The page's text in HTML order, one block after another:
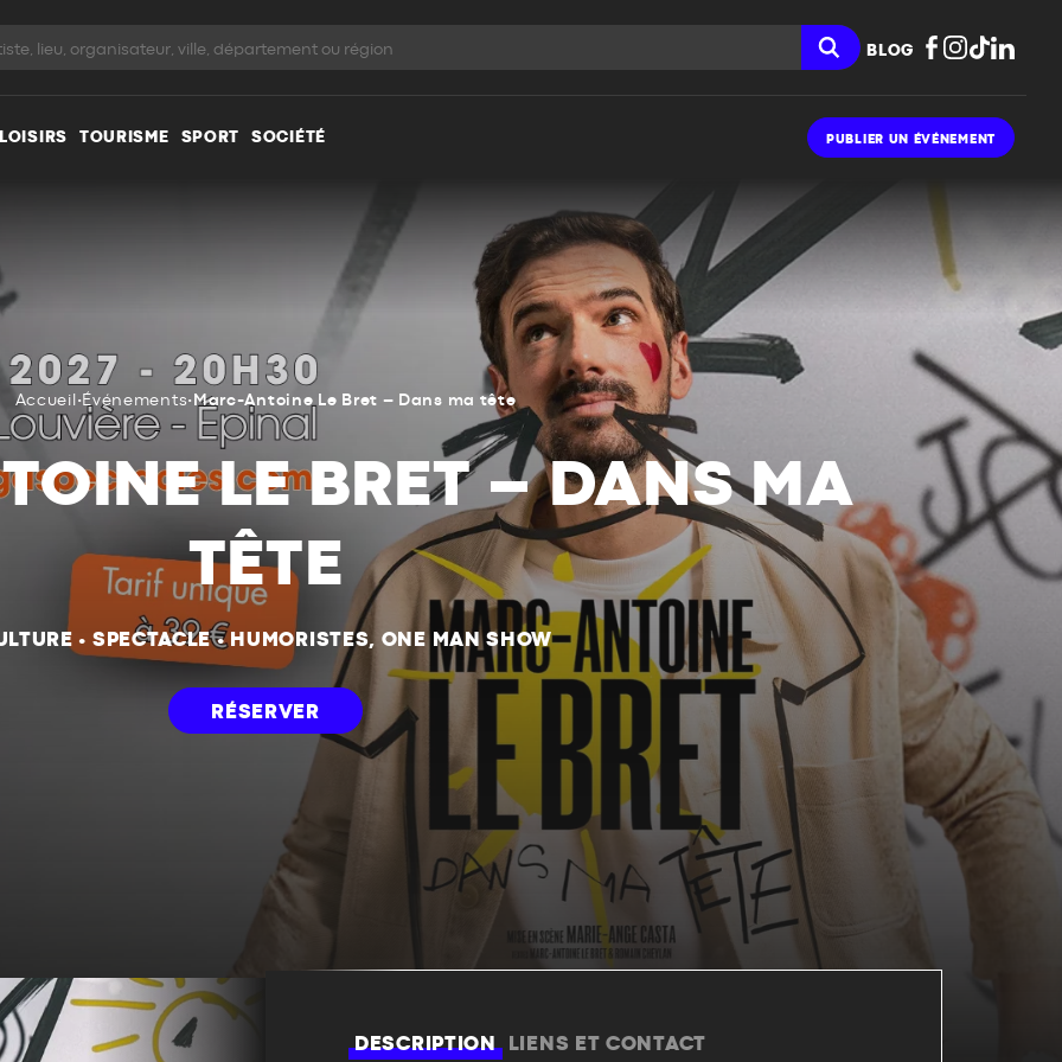
BLOG
LOISIRS TOURISME SPORT SOCIÉTÉ PUBLIER UN ÉVÉNEMENT
Accueil •Événements• Marc-Antoine Le Bret – Dans ma tête
LE BRET – DANS MA
TÊTE
• SPECTACLE• HUMORISTES, ONE MAN SHOW
RÉSERVER
DESCRIPTION LIENS ET CONTACT